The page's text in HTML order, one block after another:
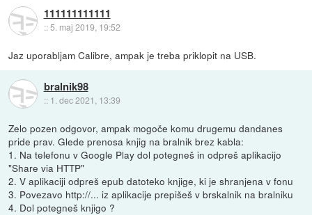
111111111111
::5. maj 2019, 19:52
Jaz uporabljam Calibre, ampak je treba priklopit na USB.
bralnik98
:: 1. dec 2021, 13:39
Zelo pozen odgovor, ampak mogoče komu drugemu dandanes
pride prav. Glede prenosa knjig na bralnik brez kabla:
1. Na telefonu v Google Play dol potegneš in odpreš aplikacijo
"Share via HTTP"
2. V aplikaciji odpreš epub datoteko knjige, ki je shranjena v fonu
3. Povezavo http://... iz aplikacije prepišeš v brskalnik na bralniku
4. Dol potegneš knjigo ?